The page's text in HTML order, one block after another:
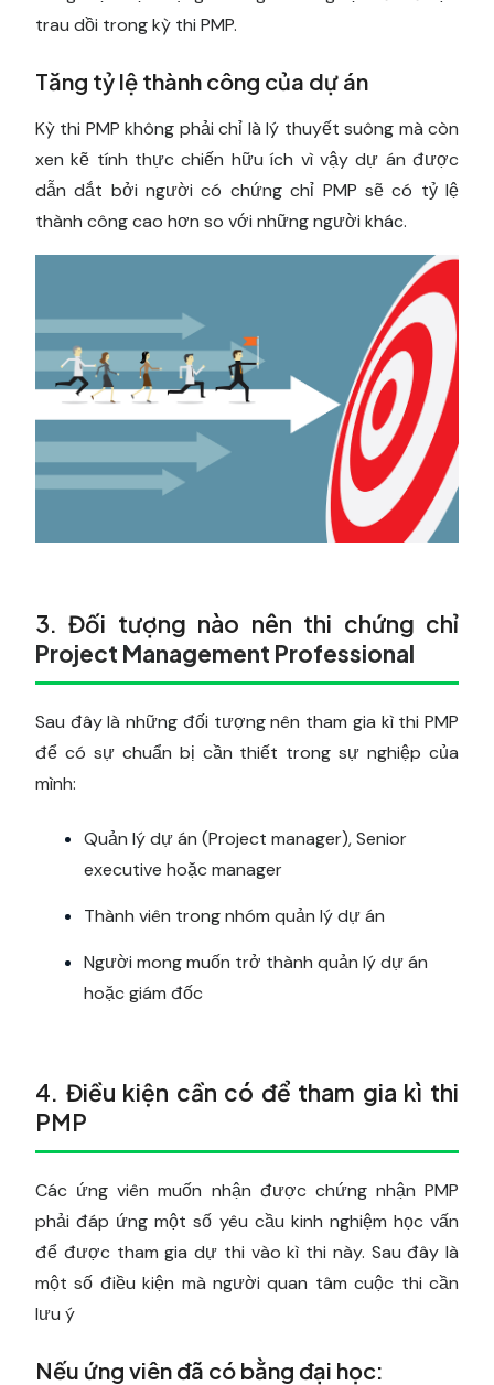
trau dồi trong kỳ thi PMP.
Tăng tỷ lệ thành công của dự án
Kỳ thi PMP không phải chỉ là lý thuyết suông mà còn
xen kẽ tính thực chiến hữu ích vì vậy dự án được
dẫn dắt bởi người có chứng chỉ PMP sẽ có tỷ lệ
thành công cao hơn so với những người khác.
3. Đối tượng nào nên thi chứng chỉ
Project Management Professional
Sau đây là những đối tượng nên tham gia kì thi PMP
để có sự chuẩn bị cần thiết trong sự nghiệp của
mình:
Quản lý dự án (Project manager), Senior
executive hoặc manager
Thành viên trong nhóm quản lý dự án
Người mong muốn trở thành quản lý dự án
hoặc giám đốc
4. Điều kiện cần có để tham gia kì thi
PMP
Các ứng viên muốn nhận được chứng nhận PMP
phải đáp ứng một số yêu cầu kinh nghiệm học vấn
để được tham gia dự thi vào kì thi này. Sau đây là
một số điều kiện mà người quan tâm cuộc thi cần
lưu ý
Nếu ứng viên đã có bằng đại học: